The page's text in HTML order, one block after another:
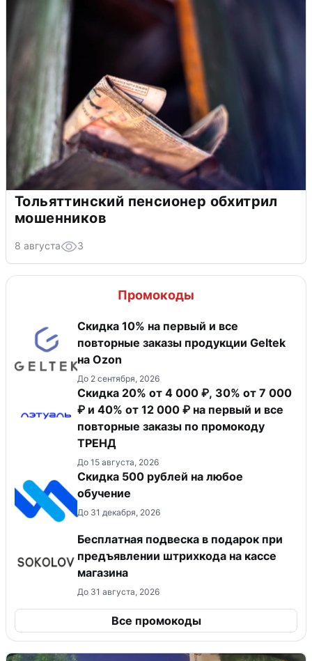
Тольяттинский пенсионер обхитрил
мошенников
8 августа 3
Промокоды
Скидка 10% на первый и все
повторные заказы продукции Geltek
на Ozon
До 2 сентября, 2026
Скидка 20% от 4 000 ₽, 30% от 7 000
₽ и 40% от 12 000 ₽ на первый и все
повторные заказы по промокоду
ТРЕНД
До 15 августа, 2026
Скидка 500 рублей на любое
обучение
До 31 декабря, 2026
Бесплатная подвеска в подарок при
предъявлении штрихкода на кассе
магазина
До 31 августа, 2026
Все промокоды